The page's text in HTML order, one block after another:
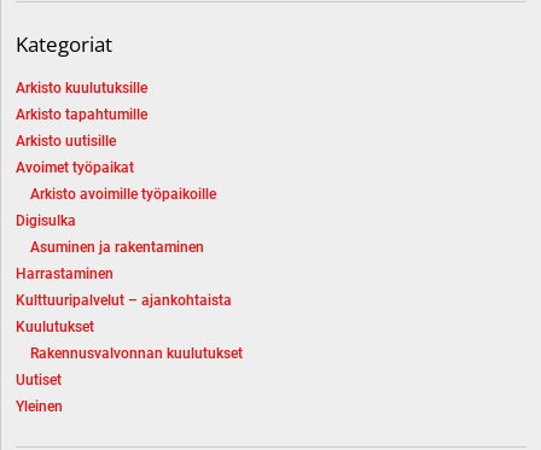
Kategoriat
Arkisto kuulutuksille
Arkisto tapahtumille
Arkisto uutisille
Avoimet työpaikat
Arkisto avoimille työpaikoille
Digisulka
Asuminen ja rakentaminen
Harrastaminen
Kulttuuripalvelut – ajankohtaista
Kuulutukset
Rakennusvalvonnan kuulutukset
Uutiset
Yleinen